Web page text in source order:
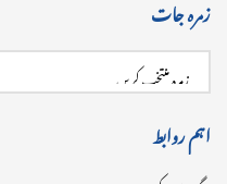
زمرہ جات
اہم روابط